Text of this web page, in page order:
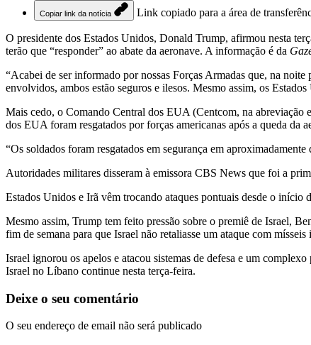
Copiar link da notícia Link copiado para a área de
O presidente dos Estados Unidos, Donald Trump, afirmou nesta
terão que “responder” ao abate da aeronave. A informação é da
“Acabei de ser informado por nossas Forças Armadas que, na
envolvidos, ambos estão seguros e ilesos. Mesmo assim, os
Mais cedo, o Comando Central dos EUA (Centcom, na
dos EUA foram resgatados por forças americanas após a queda da
“Os soldados foram resgatados em segurança em
Autoridades militares disseram à emissora CBS News que foi a
Estados Unidos e Irã vêm trocando ataques pontuais desde o início
Mesmo assim, Trump tem feito pressão sobre o premiê de Israel,
fim de semana para que Israel não retaliasse um ataque com
Israel ignorou os apelos e atacou sistemas de defesa e um
Israel no Líbano continue nesta terça-feira.
Deixe o seu comentário
O seu endereço de email não será publicado